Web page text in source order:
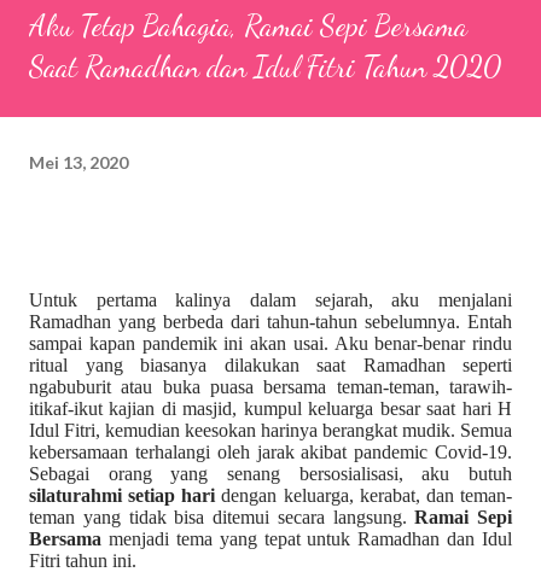
Aku Tetap Bahagia, Ramai Sepi Bersama
Saat Ramadhan dan Idul Fitri Tahun 2020
Mei 13, 2020
Untuk pertama kalinya dalam sejarah, aku menjalani
Ramadhan yang berbeda dari tahun-tahun sebelumnya. Entah
sampai kapan pandemik ini akan usai. Aku benar-benar rindu
ritual yang biasanya dilakukan saat Ramadhan seperti
ngabuburit atau buka puasa bersama teman-teman, tarawih-
itikaf-ikut kajian di masjid, kumpul keluarga besar saat hari H
Idul Fitri, kemudian keesokan harinya berangkat mudik. Semua
kebersamaan terhalangi oleh jarak akibat pandemic Covid-19.
Sebagai orang yang senang bersosialisasi, aku butuh
silaturahmi setiap hari dengan keluarga, kerabat, dan teman-
teman yang tidak bisa ditemui secara langsung.Ramai Sepi
Bersama menjadi tema yang tepat untuk Ramadhan dan Idul
Fitri tahun ini.